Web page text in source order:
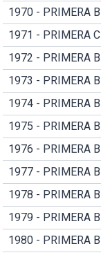
1970 - PRIMERA B
1971 - PRIMERA C
1972 - PRIMERA B
1973 - PRIMERA B
1974 - PRIMERA B
1975 - PRIMERA B
1976 - PRIMERA B
1977 - PRIMERA B
1978 - PRIMERA B
1979 - PRIMERA B
1980 - PRIMERA B